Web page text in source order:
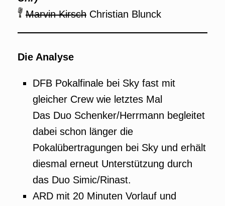
Marvin Kirsch Christian Blunck
Die Analyse
DFB Pokalfinale bei Sky fast mit
gleicher Crew wie letztes Mal
Das Duo Schenker/Herrmann begleitet
dabei schon länger die
Pokalübertragungen bei Sky und erhält
diesmal erneut Unterstützung durch
das Duo Simic/Rinast.
ARD mit 20 Minuten Vorlauf und